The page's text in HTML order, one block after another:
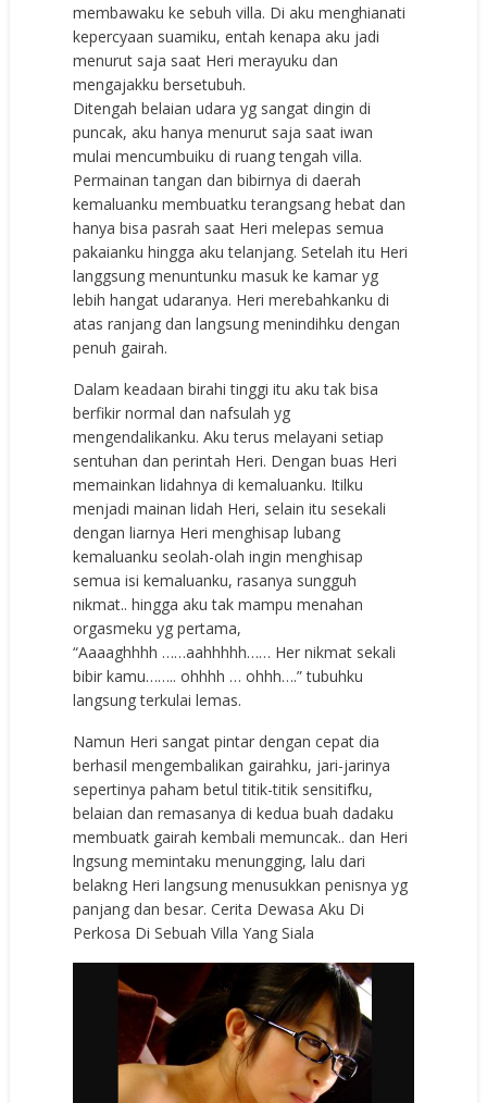
membawaku ke sebuh villa. Di aku menghianati
kepercyaan suamiku, entah kenapa aku jadi
menurut saja saat Heri merayuku dan
mengajakku bersetubuh.
Ditengah belaian udara yg sangat dingin di
puncak, aku hanya menurut saja saat iwan
mulai mencumbuiku di ruang tengah villa.
Permainan tangan dan bibirnya di daerah
kemaluanku membuatku terangsang hebat dan
hanya bisa pasrah saat Heri melepas semua
pakaianku hingga aku telanjang. Setelah itu Heri
langgsung menuntunku masuk ke kamar yg
lebih hangat udaranya. Heri merebahkanku di
atas ranjang dan langsung menindihku dengan
penuh gairah.
Dalam keadaan birahi tinggi itu aku tak bisa
berfikir normal dan nafsulah yg
mengendalikanku. Aku terus melayani setiap
sentuhan dan perintah Heri. Dengan buas Heri
memainkan lidahnya di kemaluanku. Itilku
menjadi mainan lidah Heri, selain itu sesekali
dengan liarnya Heri menghisap lubang
kemaluanku seolah-olah ingin menghisap
semua isi kemaluanku, rasanya sungguh
nikmat.. hingga aku tak mampu menahan
orgasmeku yg pertama,
“Aaaaghhhh ……aahhhhh…… Her nikmat sekali
bibir kamu…….. ohhhh … ohhh….” tubuhku
langsung terkulai lemas.
Namun Heri sangat pintar dengan cepat dia
berhasil mengembalikan gairahku, jari-jarinya
sepertinya paham betul titik-titik sensitifku,
belaian dan remasanya di kedua buah dadaku
membuatk gairah kembali memuncak.. dan Heri
lngsung memintaku menungging, lalu dari
belakng Heri langsung menusukkan penisnya yg
panjang dan besar. Cerita Dewasa Aku Di
Perkosa Di Sebuah Villa Yang Siala